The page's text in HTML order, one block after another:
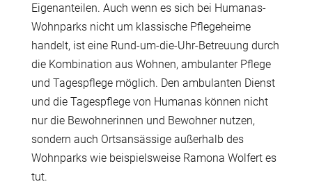
Eigenanteilen. Auch wenn es sich bei Humanas-
Wohnparks nicht um klassische Pflegeheime
handelt, ist eine Rund-um-die-Uhr-Betreuung durch
die Kombination aus Wohnen, ambulanter Pflege
und Tagespflege möglich. Den ambulanten Dienst
und die Tagespflege von Humanas können nicht
nur die Bewohnerinnen und Bewohner nutzen,
sondern auch Ortsansässige außerhalb des
Wohnparks wie beispielsweise Ramona Wolfert es
tut.